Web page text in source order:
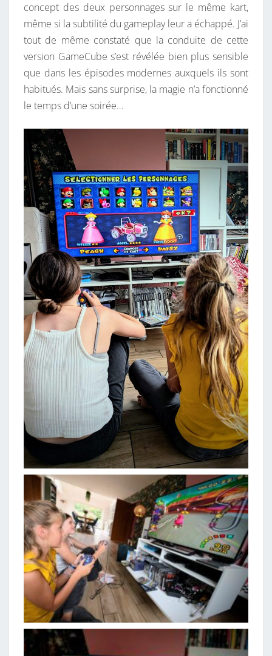
concept des deux personnages sur le même kart,
même si la subtilité du gameplay leur a échappé. J’ai
tout de même constaté que la conduite de cette
version GameCube s’est révélée bien plus sensible
que dans les épisodes modernes auxquels ils sont
habitués. Mais sans surprise, la magie n’a fonctionné
le temps d’une soirée…